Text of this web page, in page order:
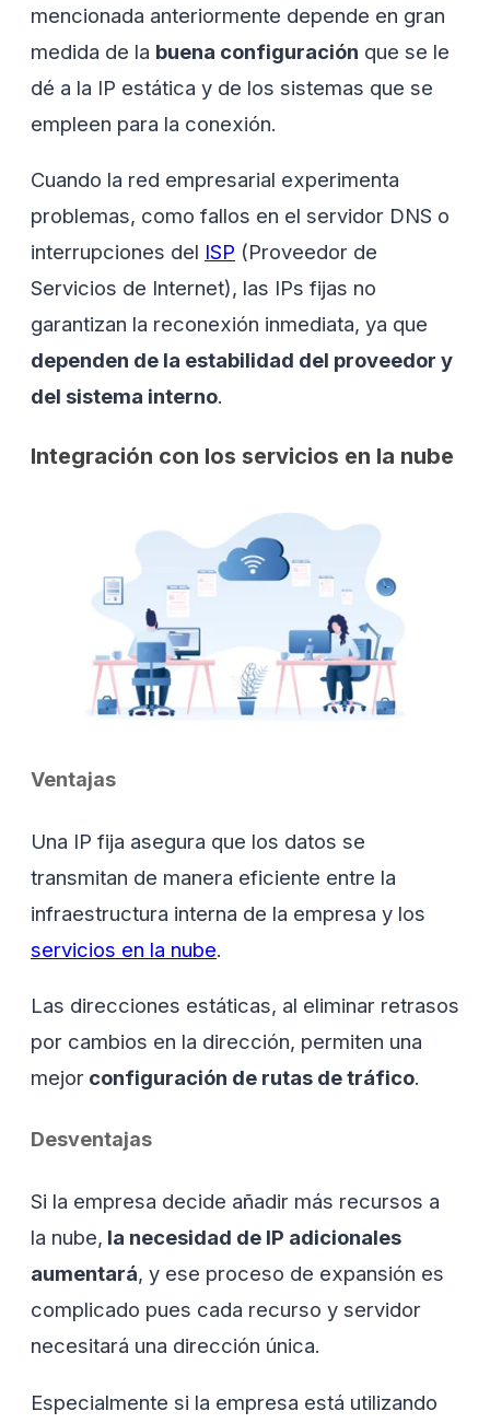
mencionada anteriormente depende en gran
medida de la buena configuración que se le
dé a la IP estática y de los sistemas que se
empleen para la conexión.
Cuando la red empresarial experimenta
problemas, como fallos en el servidor DNS o
interrupciones del ISP (Proveedor de
Servicios de Internet), las IPs fijas no
garantizan la reconexión inmediata, ya que
dependen de la estabilidad del proveedor y
del sistema interno.
Integración con los servicios en la nube
Ventajas
Una IP fija asegura que los datos se
transmitan de manera eficiente entre la
infraestructura interna de la empresa y los
servicios en la nube.
Las direcciones estáticas, al eliminar retrasos
por cambios en la dirección, permiten una
mejor configuración de rutas de tráfico.
Desventajas
Si la empresa decide añadir más recursos a
la nube, la necesidad de IP adicionales
aumentará, y ese proceso de expansión es
complicado pues cada recurso y servidor
necesitará una dirección única.
Especialmente si la empresa está utilizando